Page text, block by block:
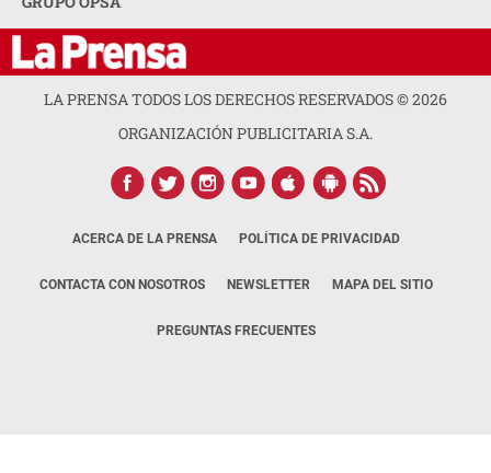
LA PRENSA TODOS LOS DERECHOS RESERVADOS ©2026
ORGANIZACIÓN PUBLICITARIA S.A.
ACERCA DE LA PRENSA POLÍTICA DE PRIVACIDAD
CONTACTA CON NOSOTROS NEWSLETTER MAPA DEL SITIO
PREGUNTAS FRECUENTES